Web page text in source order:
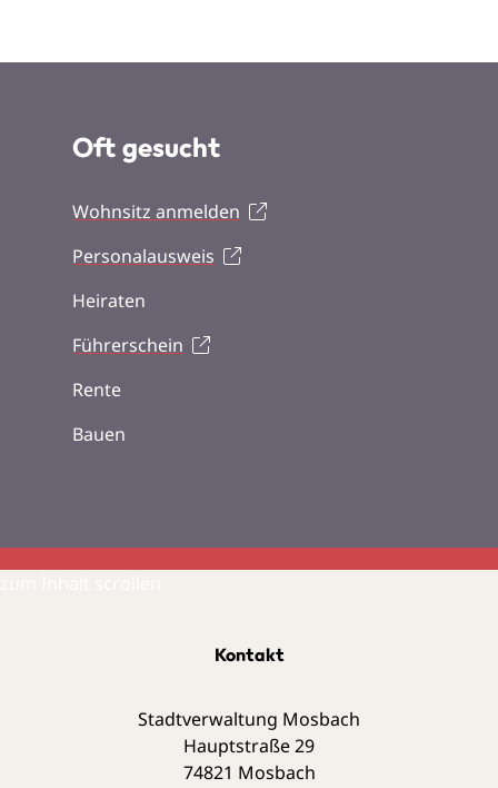
Oft gesucht
Wohnsitz anmelden
Personalausweis
Heiraten
Führerschein
Rente
Bauen
Kontakt
Stadtverwaltung Mosbach
Hauptstraße 29
74821 Mosbach